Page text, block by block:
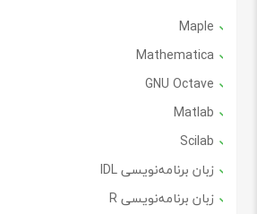
Maple
Mathematica
GNU Octave
Matlab
Scilab
زبان برنامه‌نویسی IDL
زبان برنامه‌نویسی R